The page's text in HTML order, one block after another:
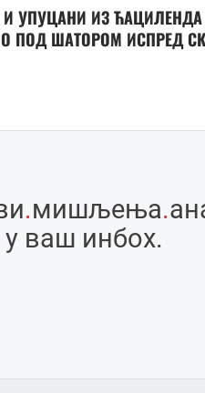
УПУЦАНИ ИЗ
ПОД ШАТОРОМ ИСПРЕД
.мишљења.
ваш инбоx.